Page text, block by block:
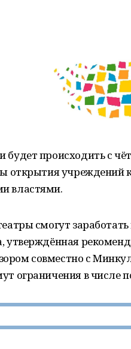
будет происходить с
открытия
властями.
смогут
утверждённая
совместно с
ограничения в числе